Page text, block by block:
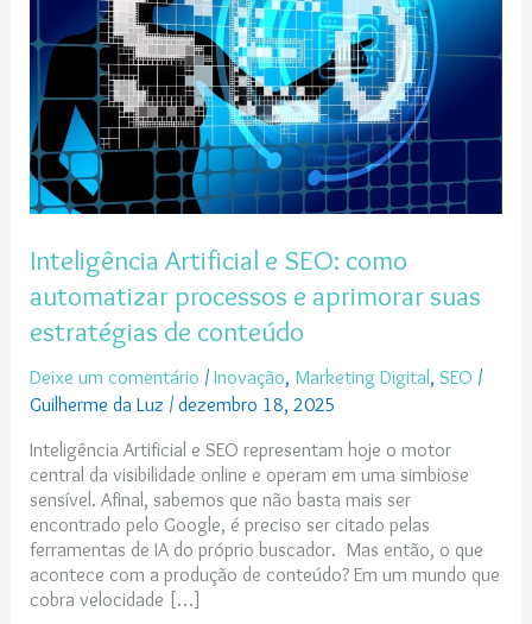
Inteligência Artificial e SEO: como
automatizar processos e aprimorar suas
estratégias de conteúdo
Deixe um comentário /Inovação, Marketing Digital, SEO /
Guilherme da Luz /dezembro 18, 2025
Inteligência Artificial e SEO representam hoje o motor
central da visibilidade online e operam em uma simbiose
sensível. Afinal, sabemos que não basta mais ser
encontrado pelo Google, é preciso ser citado pelas
ferramentas de IA do próprio buscador. Mas então, o que
acontece com a produção de conteúdo? Em um mundo que
cobra velocidade […]
automatizar
processos
aprimorar
suas
estratégias
de
conteúdo